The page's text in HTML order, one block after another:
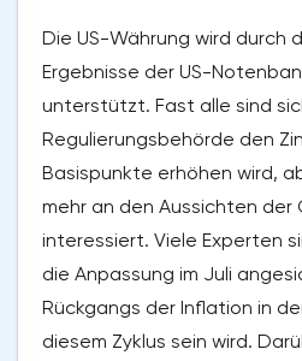
Die US-Währung wird durch
Ergebnisse der US-
unterstützt. Fast alle sind
Regulierungsbehörde den
Basispunkte erhöhen wird,
mehr an den Aussichten der
interessiert. Viele Experten
die Anpassung im Juli
Rückgangs der Inflation in
diesem Zyklus sein wird.